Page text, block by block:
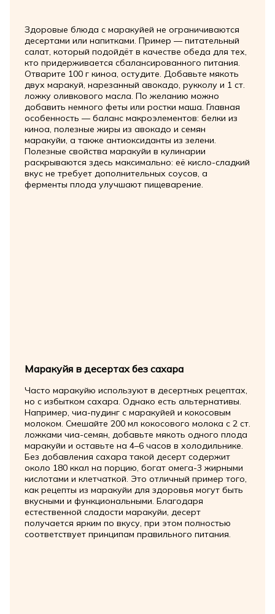
Здоровые блюда с маракуйей не ограничиваются
десертами или напитками. Пример — питательный
салат, который подойдёт в качестве обеда для тех,
кто придерживается сбалансированного питания.
Отварите 100 г киноа, остудите. Добавьте мякоть
двух маракуй, нарезанный авокадо, рукколу и 1 ст.
ложку оливкового масла. По желанию можно
добавить немного феты или ростки маша. Главная
особенность — баланс макроэлементов: белки из
киноа, полезные жиры из авокадо и семян
маракуйи, а также антиоксиданты из зелени.
Полезные свойства маракуйи в кулинарии
раскрываются здесь максимально: её кисло-сладкий
вкус не требует дополнительных соусов, а
ферменты плода улучшают пищеварение.
Маракуйя в десертах без сахара
Часто маракуйю используют в десертных рецептах,
но с избытком сахара. Однако есть альтернативы.
Например, чиа-пудинг с маракуйей и кокосовым
молоком. Смешайте 200 мл кокосового молока с 2 ст.
ложками чиа-семян, добавьте мякоть одного плода
маракуйи и оставьте на 4–6 часов в холодильнике.
Без добавления сахара такой десерт содержит
около 180 ккал на порцию, богат омега-3 жирными
кислотами и клетчаткой. Это отличный пример того,
как рецепты из маракуйи для здоровья могут быть
вкусными и функциональными. Благодаря
естественной сладости маракуйи, десерт
получается ярким по вкусу, при этом полностью
соответствует принципам правильного питания.